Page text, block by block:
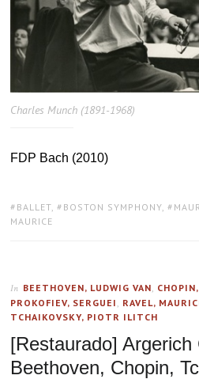
Charles Munch (1891-1968)
FDP Bach (2010)
TAGS:
BALLET , BOSTON SYMPHONY ,
MAURICE
In BEETHOVEN, LUDWIG VAN
PROKOFIEV, SERGUEI
RAVEL,
TCHAIKOVSKY, PIOTR ILITCH
[Restaurado] Argerich
Beethoven, Chopin,